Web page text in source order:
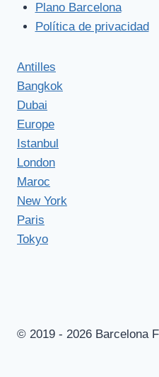
Plano Barcelona
Política de privacidad
Antilles
Bangkok
Dubai
Europe
Istanbul
London
Maroc
New York
Paris
Tokyo
© 2019 - 2026 Barcelona